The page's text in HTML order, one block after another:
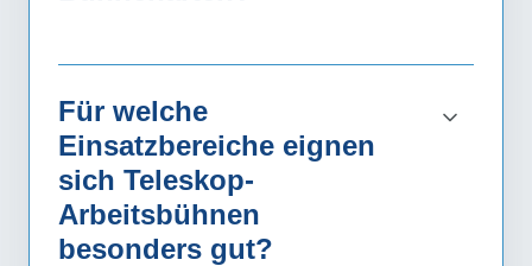
Für welche
Einsatzbereiche eignen
sich Teleskop-
Arbeitsbühnen
besonders gut?